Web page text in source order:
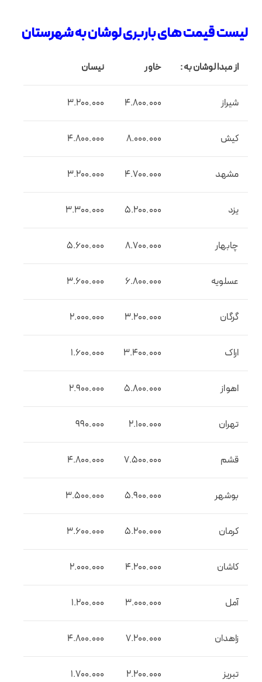
لیست قیمت های باربری لوشان به شهرستان
از مبدا لوشان به : خاور نیسان
شیراز 4.800.000
3.200.000
کیش 8.000.000
4.800.000
مشهد 4.700.000
3.200.000
یزد 5.200.000
3.300.000
چابهار 8.700.000
5.600.000
عسلویه 6.800.000
3.600.000
گرگان 3.200.000
2.000.000
اراک 3.400.000
1.600.000
اهواز 5.800.000
2.900.000
تهران 2.100.000
990.000
قشم 7.500.000
4.800.000
بوشهر 5.900.000
3.500.000
کرمان 5.200.000
3.600.000
کاشان 4.200.000
2.000.000
آمل 3.000.000
1.200.000
زاهدان 7.200.000
4.800.000
تبریز 2.200.000
1.700.000